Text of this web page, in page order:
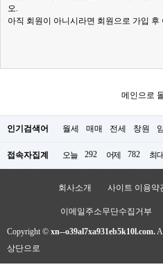
오.
아직 회원이 아니시라면 회원으로 가입 후
메인으로
인기검색어 월세 매매 전세 창원
접속자집계 오늘 292 어제 782 최대
회사소개 사이트 이용약
이메일주소무단수집거부
Copyright © xn--o39al7xa931eb5k10l.com.
상단으로